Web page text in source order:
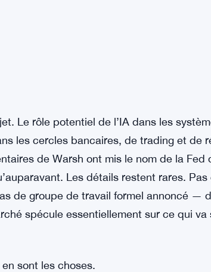
Le rôle potentiel de l’IA dans les
les cercles bancaires, de trading et de
de Warsh ont mis le nom de la Fed
Les détails restent rares.
de groupe de travail formel annoncé —
spécule essentiellement sur ce qui
sont les choses.